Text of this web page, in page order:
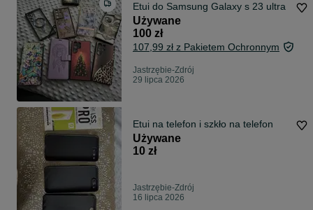
Etui do Samsung Galaxy s 23 ultra
Używane
100 zł
107,99 zł z Pakietem Ochronnym
Jastrzębie-Zdrój
29 lipca 2026
Etui na telefon i szkło na telefon
Używane
10 zł
Jastrzębie-Zdrój
16 lipca 2026